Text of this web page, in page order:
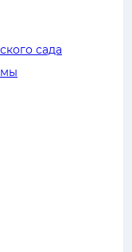
сада